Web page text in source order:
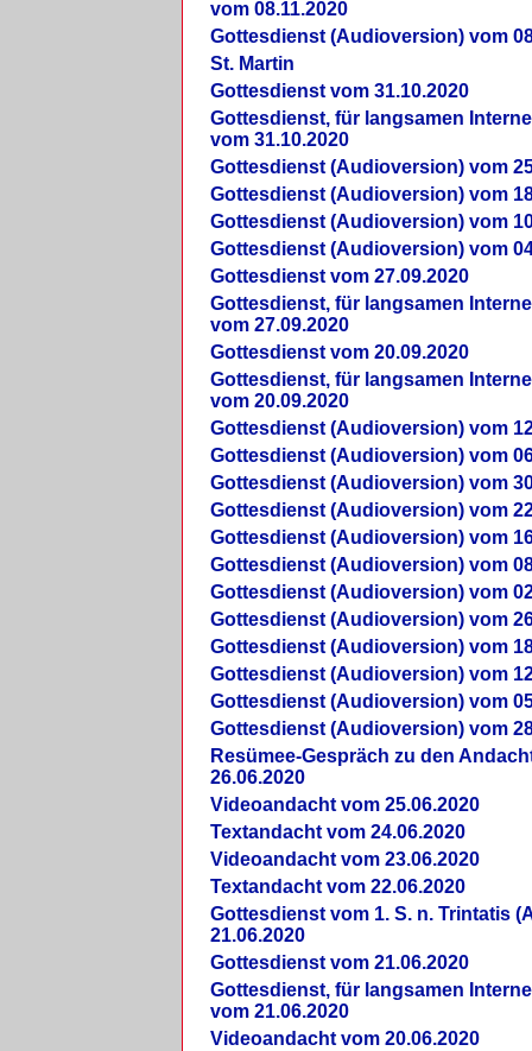
vom 08.11.2020
Gottesdienst (Audioversion) vom
St. Martin
Gottesdienst vom 31.10.2020
Gottesdienst, für langsamen
vom 31.10.2020
Gottesdienst (Audioversion) vom
Gottesdienst (Audioversion) vom
Gottesdienst (Audioversion) vom
Gottesdienst (Audioversion) vom
Gottesdienst vom 27.09.2020
Gottesdienst, für langsamen
vom 27.09.2020
Gottesdienst vom 20.09.2020
Gottesdienst, für langsamen
vom 20.09.2020
Gottesdienst (Audioversion) vom
Gottesdienst (Audioversion) vom
Gottesdienst (Audioversion) vom
Gottesdienst (Audioversion) vom
Gottesdienst (Audioversion) vom
Gottesdienst (Audioversion) vom
Gottesdienst (Audioversion) vom
Gottesdienst (Audioversion) vom
Gottesdienst (Audioversion) vom
Gottesdienst (Audioversion) vom
Gottesdienst (Audioversion) vom
Gottesdienst (Audioversion) vom
Re­sü­mee-Gespräch zu den
26.06.2020
Videoandacht vom 25.06.2020
Textandacht vom 24.06.2020
Videoandacht vom 23.06.2020
Textandacht vom 22.06.2020
Gottesdienst vom 1. S. n. Trintatis
21.06.2020
Gottesdienst vom 21.06.2020
Gottesdienst, für langsamen
vom 21.06.2020
Videoandacht vom 20.06.2020